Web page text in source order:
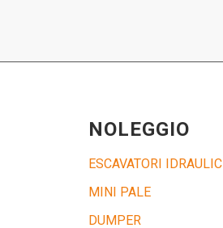
NOLEGGIO
ESCAVATORI IDRAULICI
MINI PALE
DUMPER